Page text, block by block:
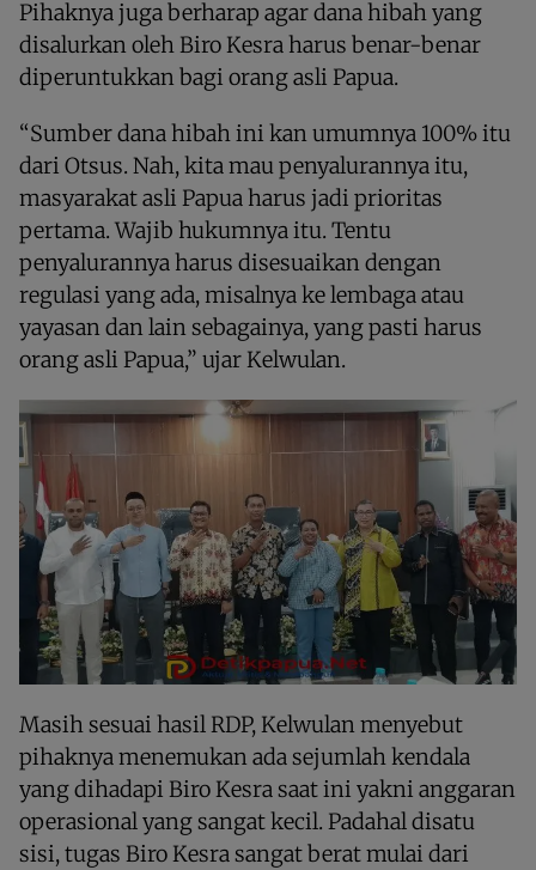
Pihaknya juga berharap agar dana hibah yang
disalurkan oleh Biro Kesra harus benar-benar
diperuntukkan bagi orang asli Papua.
“Sumber dana hibah ini kan umumnya 100% itu
dari Otsus. Nah, kita mau penyalurannya itu,
masyarakat asli Papua harus jadi prioritas
pertama. Wajib hukumnya itu. Tentu
penyalurannya harus disesuaikan dengan
regulasi yang ada, misalnya ke lembaga atau
yayasan dan lain sebagainya, yang pasti harus
orang asli Papua,” ujar Kelwulan.
Masih sesuai hasil RDP, Kelwulan menyebut
pihaknya menemukan ada sejumlah kendala
yang dihadapi Biro Kesra saat ini yakni anggaran
operasional yang sangat kecil. Padahal disatu
sisi, tugas Biro Kesra sangat berat mulai dari